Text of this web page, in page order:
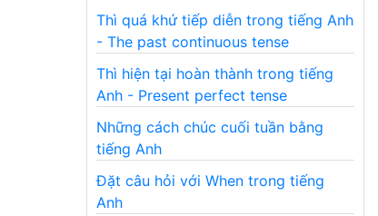
Thì quá khứ tiếp diễn trong tiếng Anh
- The past continuous tense
Thì hiện tại hoàn thành trong tiếng
Anh - Present perfect tense
Những cách chúc cuối tuần bằng
tiếng Anh
Đặt câu hỏi với When trong tiếng
Anh